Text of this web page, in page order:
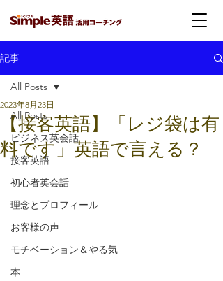
記事
All Posts
ビジネス英会話
接客英語
初心者英会話
理念とプロフィール
お客様の声
モチベーション＆やる気
本
All Posts
【接客英語】「レジ袋は有
料です」英語で言える？
2023年8月23日